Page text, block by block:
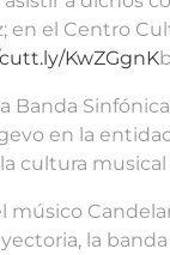
en el Centro
KwZGgnK
Banda
en la
cultura musical
la